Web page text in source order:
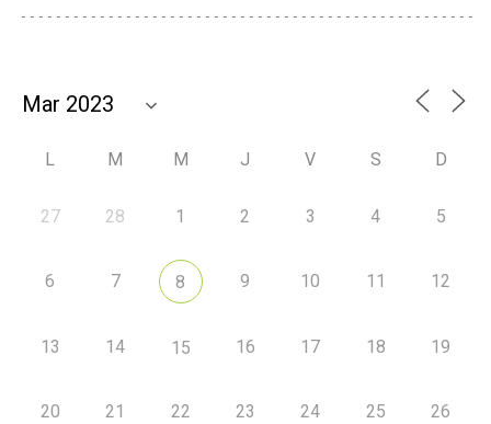
L M M J V S D
27 28 1 2 3 4 5
6 7 8 9 10 11 12
13 14 15 16 17 18 19
20 21 22 23 24 25 26